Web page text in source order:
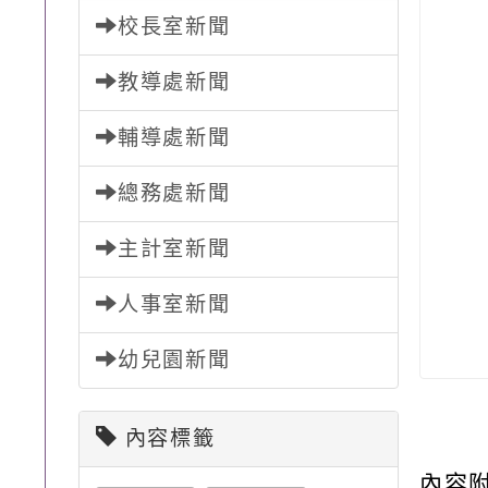
校長室新聞
教導處新聞
輔導處新聞
總務處新聞
主計室新聞
人事室新聞
幼兒園新聞
內容標籤